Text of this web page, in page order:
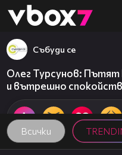
👾
Всички
Събуди се
Олег Турсунов:
и вътрешно
03:29